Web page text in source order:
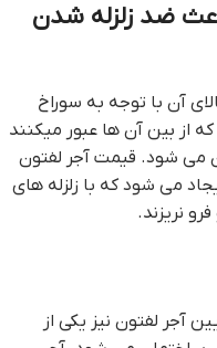
ضد زلزله شدن
آن با توجه به سوراخ
از بین آن ها عبور میکنند
می شود. قيمت آجر لفتون
می شود که با زلزله های
آجر لفتون نیز یکی از